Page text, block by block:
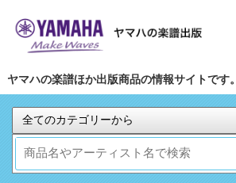
ヤマハの楽譜ほか出版商品の情報サイトです。